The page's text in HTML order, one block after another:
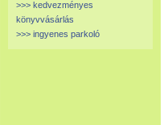
>>> kedvezményes
könyvvásárlás
>>> ingyenes parkoló